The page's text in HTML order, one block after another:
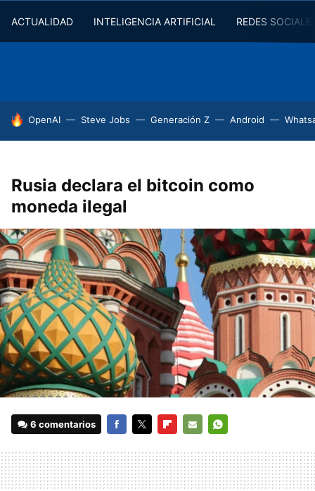
ACTUALIDAD INTELIGENCIA ARTIFICIAL REDES
HOY SE HABLA DE
OpenAI Steve Jobs Generación Z Android
Rusia declara el bitcoin como
moneda ilegal
6 comentarios
MAIL